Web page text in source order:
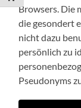
Browsers. Die
die gesondert
nicht dazu
persönlich zu
Pseudonyms